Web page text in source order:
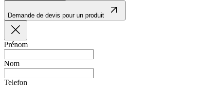
Demande de devis pour un produit
Prénom
Nom
Telefon